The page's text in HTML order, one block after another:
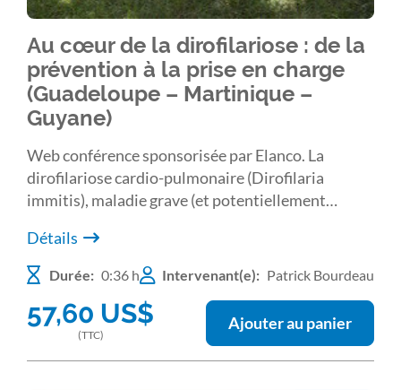
Au cœur de la dirofilariose : de la
prévention à la prise en charge
(Guadeloupe – Martinique –
Guyane)
Web conférence sponsorisée par Elanco. La
dirofilariose cardio-pulmonaire (Dirofilaria
immitis), maladie grave (et potentiellement
enzootique dans une grande partie de l’Europe du
sud.
Détails
Durée: 0:36 h Intervenant(e): Patrick Bourdeau
57,60 US$
(TTC)
Ajouter au panier